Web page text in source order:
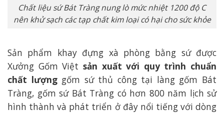
Chất liệu sứ Bát Tràng nung lò mức nhiệt 1200 độ C
nên khử sạch các tạp chất kim loại có hại cho sức khỏe
Sản phẩm khay đựng xà phòng bằng sứ được
Xưởng Gốm Việt sản xuất với quy trình chuẩn
chất lượnggốm sứ thủ công tại làng gốm Bát
Tràng, gốm sứ Bát Tràng có hơn 800 năm lịch sử
hình thành và phát triển ở đây nổi tiếng với dòng